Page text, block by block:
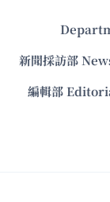
新聞採訪部
編輯部